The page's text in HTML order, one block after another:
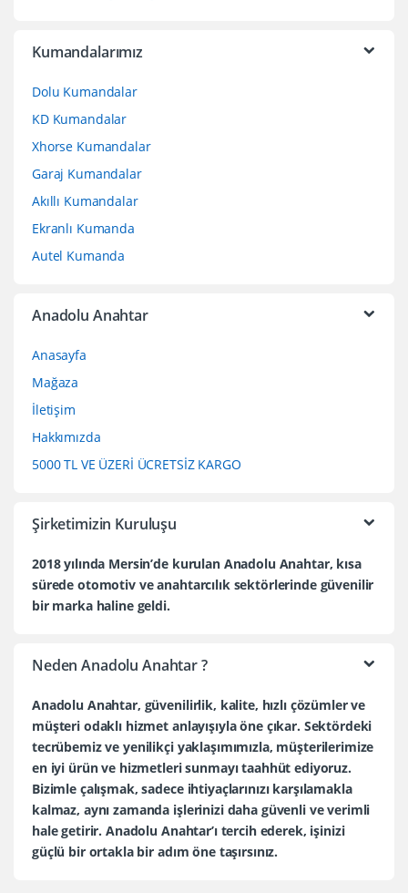
Kumandalarımız
Dolu Kumandalar
KD Kumandalar
Xhorse Kumandalar
Garaj Kumandalar
Akıllı Kumandalar
Ekranlı Kumanda
Autel Kumanda
Anadolu Anahtar
Anasayfa
Mağaza
İletişim
Hakkımızda
5000 TL VE ÜZERİ ÜCRETSİZ KARGO
Şirketimizin Kuruluşu
2018 yılında Mersin’de kurulan Anadolu Anahtar, kısa
sürede otomotiv ve anahtarcılık sektörlerinde güvenilir
bir marka haline geldi.
Neden Anadolu Anahtar ?
Anadolu Anahtar, güvenilirlik, kalite, hızlı çözümler ve
müşteri odaklı hizmet anlayışıyla öne çıkar. Sektördeki
tecrübemiz ve yenilikçi yaklaşımımızla, müşterilerimize
en iyi ürün ve hizmetleri sunmayı taahhüt ediyoruz.
Bizimle çalışmak, sadece ihtiyaçlarınızı karşılamakla
kalmaz, aynı zamanda işlerinizi daha güvenli ve verimli
hale getirir. Anadolu Anahtar’ı tercih ederek, işinizi
güçlü bir ortakla bir adım öne taşırsınız.